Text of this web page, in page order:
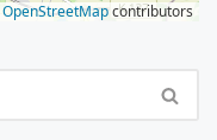
OpenStreetMapcontributors